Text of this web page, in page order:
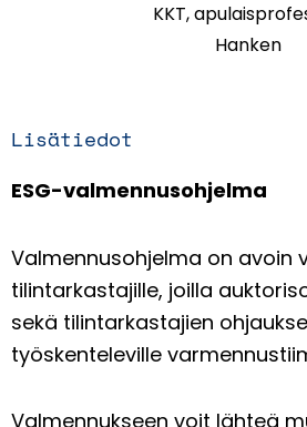
KKT,
Hanken
Lisätiedot
ESG-valmennusohjelma
Valmennusohjelma on avoin
tilintarkastajille, joilla
sekä tilintarkastajien
työskenteleville
Valmennukseen voit lähteä